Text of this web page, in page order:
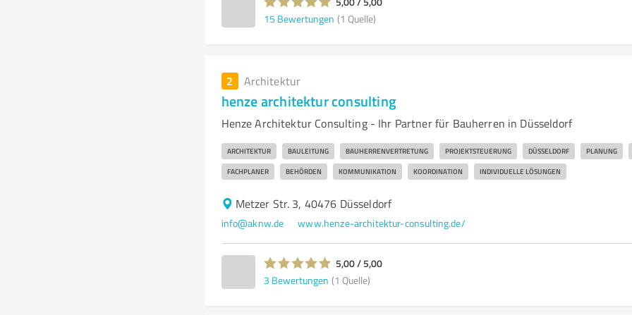
15 Bewertungen (1 Quelle)
2 Architektur
henze architektur consulting
Henze Architektur Consulting - Ihr Partner für Bauherren in Düsseldorf
ARCHITEKTUR BAULEITUNG BAUHERRENVERTRETUNG PROJEKTSTEUERUNG DÜSSELDORF PLANUNG
FACHPLANER BEHÖRDEN KOMMUNIKATION KOORDINATION INDIVIDUELLE LÖSUNGEN
Metzer Str. 3, 40476 Düsseldorf
info@aknw.de www.henze-architektur-consulting.de/
5,00 / 5,00
3 Bewertungen (1 Quelle)